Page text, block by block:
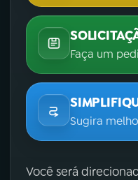
Faça um
Sugira
Você será